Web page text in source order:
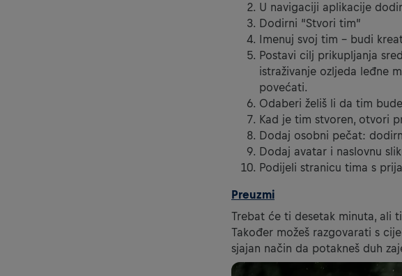
U navigaciji aplikacije
Dodirni “Stvori tim”
Imenuj svoj tim – budi
Postavi cilj prikupljanja
istraživanje ozljeda leđne
povećati.
Odaberi želiš li da tim
Kad je tim stvoren, otvori
Dodaj osobni pečat:
Dodaj avatar i naslovnu
Podijeli stranicu tima s
Preuzmi
Trebat će ti desetak minuta, ali
Također možeš razgovarati s
sjajan način da potakneš duh